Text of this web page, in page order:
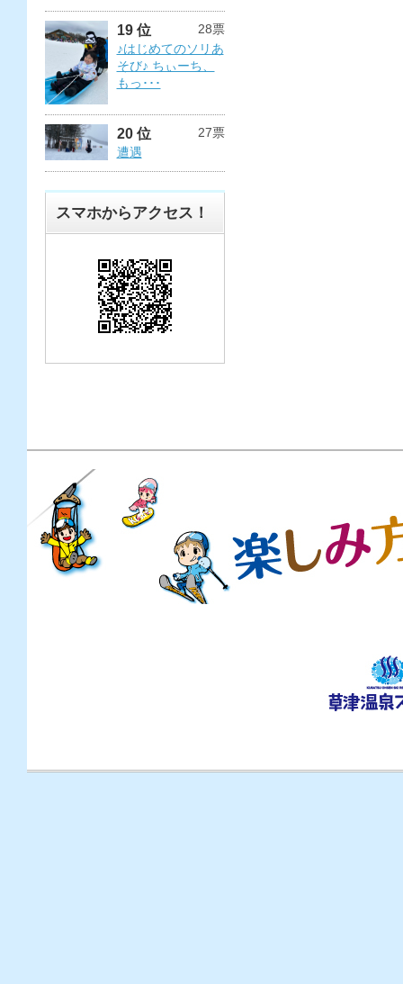
19 位
28票
♪はじめてのソリあ
そび♪ ちぃーち、
もっ･･･
20 位
27票
遭遇
スマホからアクセス！